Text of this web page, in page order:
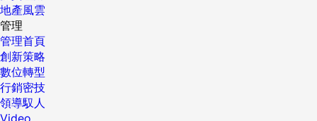
地產風雲
管理
管理首頁
創新策略
數位轉型
行銷密技
領導馭人
Video